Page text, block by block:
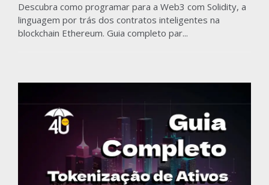
Descubra como programar para a Web3 com Solidity, a
linguagem por trás dos contratos inteligentes na
blockchain Ethereum. Guia completo par...